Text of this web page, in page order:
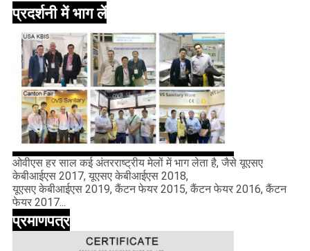
प्रदर्शनी में भाग लें
ओवीएस हर साल कई अंतरराष्ट्रीय मेलों में भाग लेता है, जैसे यूएसए
केबीआईएस 2017, यूएसए केबीआईएस 2018,
यूएसए केबीआईएस 2019, कैंटन फेयर 2015, कैंटन फेयर 2016, कैंटन
फेयर 2017...
प्रमाणपत्र